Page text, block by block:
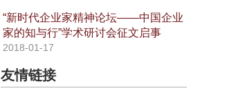
“新时代企业家精神论坛——中国企业
家的知与行”学术研讨会征文启事
2018-01-17
友情链接